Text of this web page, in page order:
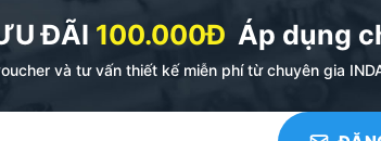
ĐÃI 100.000Đ Áp dụng
và tư vấn thiết kế miễn phí từ chuyên gia